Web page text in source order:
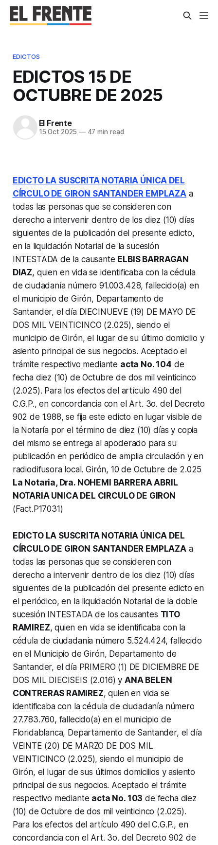
EDICTOS
EDICTOS 15 DE
OCTUBRE DE 2025
El Frente
15 Oct 2025 —47 min read
EDICTO LA SUSCRITA NOTARIA ÚNICA DEL
CÍRCULO DE GIRON SANTANDER EMPLAZAa
todas las personas que se consideren con
derecho a intervenir dentro de los diez (10) días
siguientes de la publicación del presente edicto,
en la liquidación Notarial de la sucesión
INTESTADA de la causante ELBIS BARRAGAN
DIAZ, quien en vida se identificaba con la cédula
de ciudadanía número 91.003.428, fallecido(a) en
el municipio de Girón, Departamento de
Santander, el día DIECINUEVE (19) DE MAYO DE
DOS MIL VEINTICINCO (2.025), siendo el
municipio de Girón, el lugar de su último domicilio y
asiento principal de sus negocios. Aceptado el
trámite respectivo mediante acta No. 104 de
fecha diez (10) de Octubre de dos mil veinticinco
(2.025). Para los efectos del artículo 490 del
C.G.P., en concordancia con el Art. 3o. del Decreto
902 de 1.988, se fija este edicto en lugar visible de
la Notaría por el término de diez (10) días y copia
del mismo se entrega al apoderado para su
publicación en periódico de amplia circulación y en
radiodifusora local. Girón, 10 de Octubre de 2.025
La Notaria, Dra. NOHEMI BARRERA ABRIL
NOTARIA UNICA DEL CIRCULO DE GIRON
(Fact.P17031)
EDICTO LA SUSCRITA NOTARIA ÚNICA DEL
CÍRCULO DE GIRON SANTANDER EMPLAZAa
todas las personas que se consideren con
derecho a intervenir dentro de los diez (10) días
siguientes de la publicación del presente edicto en
el periódico, en la liquidación Notarial de la doble
sucesión INTESTADA de los causantes TITO
RAMIREZ, quien en vida se identificaba con la
cédula de ciudadanía número 5.524.424, fallecido
en el Municipio de Girón, Departamento de
Santander, el día PRIMERO (1) DE DICIEMBRE DE
DOS MIL DIECISEIS (2.016) y ANA BELEN
CONTRERAS RAMIREZ, quien en vida se
identificaba con la cédula de ciudadanía número
27.783.760, fallecido(a) en el municipio de
Floridablanca, Departamento de Santander, el día
VEINTE (20) DE MARZO DE DOS MIL
VEINTICINCO (2.025), siendo el municipio de
Girón, el lugar de sus últimos domicilios y asiento
principal de sus negocios. Aceptado el trámite
respectivo mediante acta No. 103 de fecha diez
(10) de Octubre de dos mil veinticinco (2.025).
Para los efectos del artículo 490 del C.G.P., en
concordancia con el Art. 3o. del Decreto 902 de